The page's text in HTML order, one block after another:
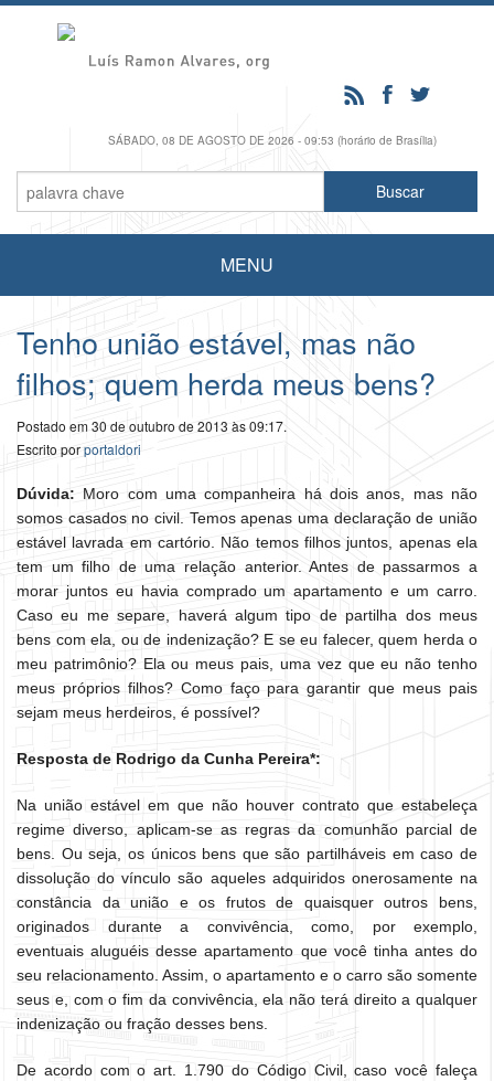
SÁBADO, 08 DE AGOSTO DE 2026 - 09:53 (horário de Brasília)
MENU
Tenho união estável, mas não
filhos; quem herda meus bens?
Postado em 30 de outubro de 2013 às 09:17.
Escrito porportaldori
Dúvida: Moro com uma companheira há dois anos, mas não
somos casados no civil. Temos apenas uma declaração de união
estável lavrada em cartório. Não temos filhos juntos, apenas ela
tem um filho de uma relação anterior. Antes de passarmos a
morar juntos eu havia comprado um apartamento e um carro.
Caso eu me separe, haverá algum tipo de partilha dos meus
bens com ela, ou de indenização? E se eu falecer, quem herda o
meu patrimônio? Ela ou meus pais, uma vez que eu não tenho
meus próprios filhos? Como faço para garantir que meus pais
sejam meus herdeiros, é possível?
Resposta de Rodrigo da Cunha Pereira*:
Na união estável em que não houver contrato que estabeleça
regime diverso, aplicam-se as regras da comunhão parcial de
bens. Ou seja, os únicos bens que são partilháveis em caso de
dissolução do vínculo são aqueles adquiridos onerosamente na
constância da união e os frutos de quaisquer outros bens,
originados durante a convivência, como, por exemplo,
eventuais aluguéis desse apartamento que você tinha antes do
seu relacionamento. Assim, o apartamento e o carro são somente
seus e, com o fim da convivência, ela não terá direito a qualquer
indenização ou fração desses bens.
De acordo com o art. 1.790 do Código Civil, caso você faleça